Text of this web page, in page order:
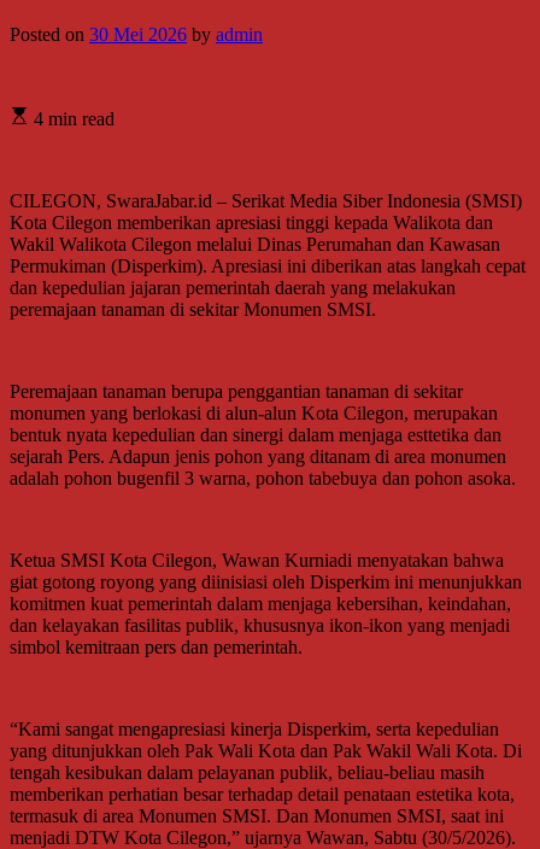
Posted on 30 Mei 2026 by admin
4 min read
CILEGON, SwaraJabar.id – Serikat Media Siber Indonesia (SMSI)
Kota Cilegon memberikan apresiasi tinggi kepada Walikota dan
Wakil Walikota Cilegon melalui Dinas Perumahan dan Kawasan
Permukiman (Disperkim). Apresiasi ini diberikan atas langkah cepat
dan kepedulian jajaran pemerintah daerah yang melakukan
peremajaan tanaman di sekitar Monumen SMSI.
Peremajaan tanaman berupa penggantian tanaman di sekitar
monumen yang berlokasi di alun-alun Kota Cilegon, merupakan
bentuk nyata kepedulian dan sinergi dalam menjaga esttetika dan
sejarah Pers. Adapun jenis pohon yang ditanam di area monumen
adalah pohon bugenfil 3 warna, pohon tabebuya dan pohon asoka.
Ketua SMSI Kota Cilegon, Wawan Kurniadi menyatakan bahwa
giat gotong royong yang diinisiasi oleh Disperkim ini menunjukkan
komitmen kuat pemerintah dalam menjaga kebersihan, keindahan,
dan kelayakan fasilitas publik, khususnya ikon-ikon yang menjadi
simbol kemitraan pers dan pemerintah.
“Kami sangat mengapresiasi kinerja Disperkim, serta kepedulian
yang ditunjukkan oleh Pak Wali Kota dan Pak Wakil Wali Kota. Di
tengah kesibukan dalam pelayanan publik, beliau-beliau masih
memberikan perhatian besar terhadap detail penataan estetika kota,
termasuk di area Monumen SMSI. Dan Monumen SMSI, saat ini
menjadi DTW Kota Cilegon,” ujarnya Wawan, Sabtu (30/5/2026).